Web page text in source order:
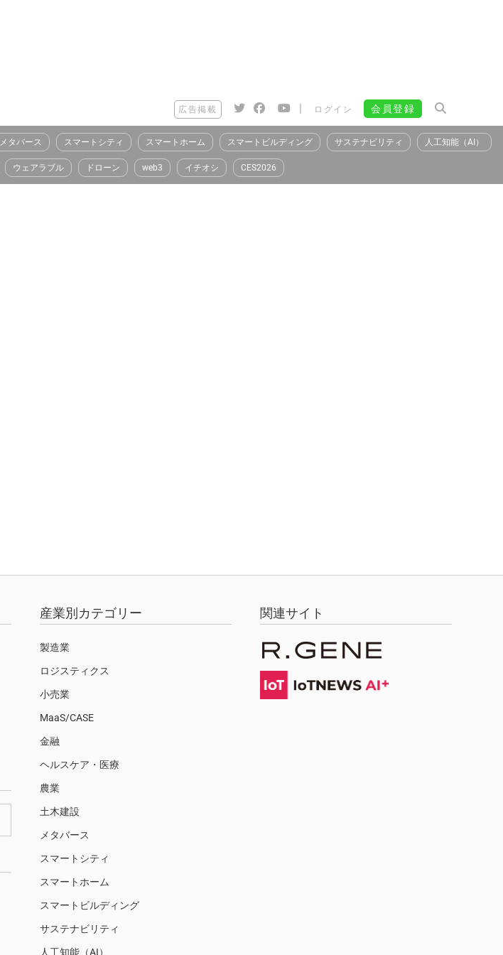
広告掲載 | ログイン 会員登録
メタバース スマートシティ スマートホーム スマートビルディング サステナビリティ 人工知能（AI）
ウェアラブル ドローン web3 イチオシ CES2026
産業別カテゴリー
製造業
ロジスティクス
小売業
MaaS/CASE
金融
ヘルスケア・医療
農業
土木建設
メタバース
スマートシティ
スマートホーム
スマートビルディング
サステナビリティ
人工知能（AI）
関連サイト